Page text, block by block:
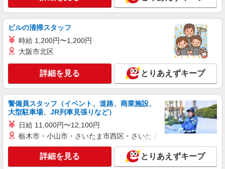
ーーーーーーー
東京都府中市白糸台2-61-3 オランダ壱番館1
キープ 詳細を見る
SOMPOケア 府中 訪問介護/3194cc2
登録ヘルパー
★（東京都）居住支援特別手当対象求人 【介
護福祉士】時給1,800円 ◎週20時間以上勤務（社
保加入者）の場合は時給1,850円 ＊早朝夜間（〜8
時、18時〜）：時給2,250円〜 ＊日曜祝日：時給
2,100円〜 【実務者研修・初任者研修（ヘルパー1
級・2級）】時給1,720円 ◎週20時間以上勤務（社
保加入者）の場合は時給1,770円 ＊早朝夜間（〜8
時、18時〜）：時給2,150円〜 ＊日曜祝日：時給
東京都府中市宮西町2丁目16-2 府中第一生命
ビル2階
キープ 詳細を見る
ビルの清掃スタッフ
時給 1,200円〜1,200円
大阪市北区
詳細を見る とりあえずキープ
警備員スタッフ（イベント、道路、商業施設、
大型駐車場、JR列車見張りなど）
日給 11,000円〜12,100円
栃木市・小山市・さいたま市西区・さいたま市岩槻区・久喜市・
詳細を見る とりあえずキープ